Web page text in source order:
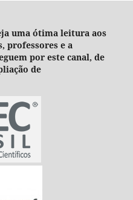
uma ótima leitura aos
professores e a
por este canal, de
de